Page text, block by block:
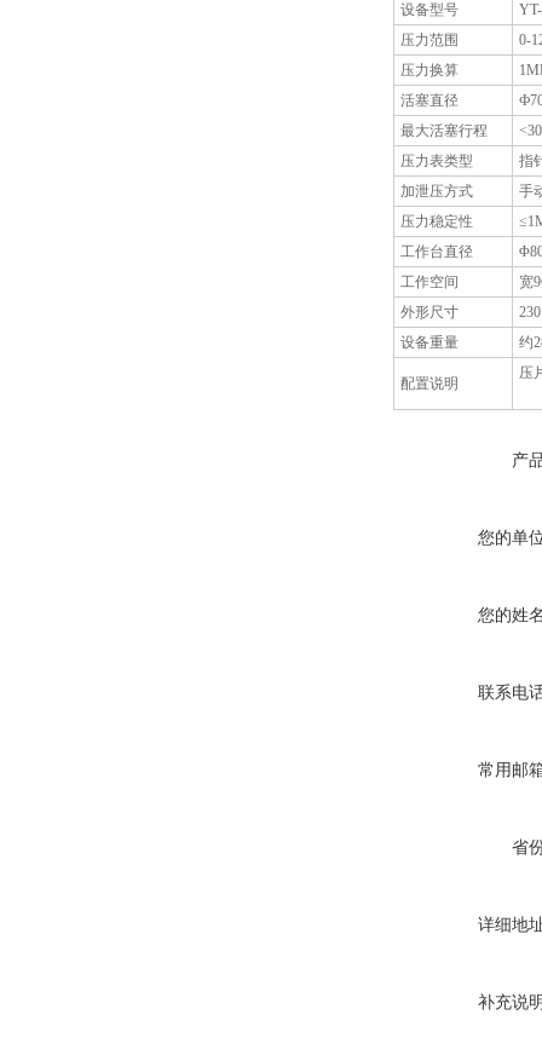
设备型号
压力范围
0-
压力换算
活塞直径
最大活塞行程
压力表类型
指
加泄压方式
手
压力稳定性
工作台直径
工作空间
宽
外形尺寸
设备重量
约
配置说明
压
产
您的单
您的姓
联系电
常用邮
省
详细地
补充说